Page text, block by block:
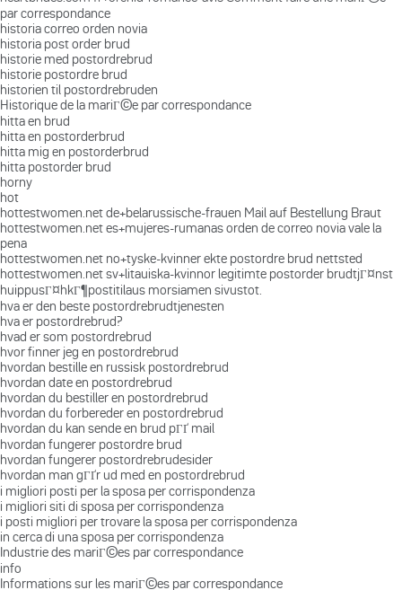
par correspondance
historia correo orden novia
historia post order brud
historie med postordrebrud
historie postordre brud
historien til postordrebruden
Historique de la mariГ©e par correspondance
hitta en brud
hitta en postorderbrud
hitta mig en postorderbrud
hitta postorder brud
horny
hot
hottestwomen.net de+belarussische-frauen Mail auf Bestellung Braut
hottestwomen.net es+mujeres-rumanas orden de correo novia vale la
pena
hottestwomen.net no+tyske-kvinner ekte postordre brud nettsted
hottestwomen.net sv+litauiska-kvinnor legitimte postorder brudtjГ¤nst
huippusГ¤hkГ¶postitilaus morsiamen sivustot.
hva er den beste postordrebrudtjenesten
hva er postordrebrud?
hvad er som postordrebrud
hvor finner jeg en postordrebrud
hvordan bestille en russisk postordrebrud
hvordan date en postordrebrud
hvordan du bestiller en postordrebrud
hvordan du forbereder en postordrebrud
hvordan du kan sende en brud pГҐ mail
hvordan fungerer postordre brud
hvordan fungerer postordrebrudesider
hvordan man gГҐr ud med en postordrebrud
i migliori posti per la sposa per corrispondenza
i migliori siti di sposa per corrispondenza
i posti migliori per trovare la sposa per corrispondenza
in cerca di una sposa per corrispondenza
Industrie des mariГ©es par correspondance
info
Informations sur les mariГ©es par correspondance